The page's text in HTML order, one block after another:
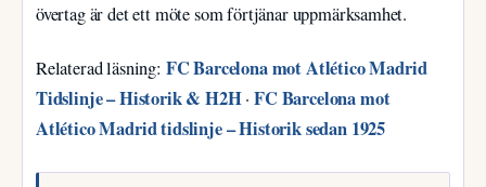
övertag är det ett möte som förtjänar uppmärksamhet.
Relaterad läsning: FC Barcelona mot Atlético Madrid
Tidslinje – Historik & H2H·FC Barcelona mot
Atlético Madrid tidslinje – Historik sedan 1925